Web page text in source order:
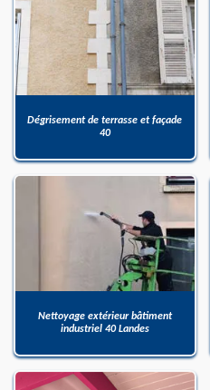
Dégrisement de terrasse et façade
40
Nettoyage extérieur bâtiment
industriel 40 Landes